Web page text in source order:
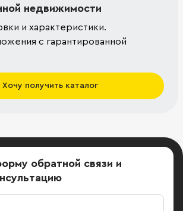
недвижимости
и характеристики.
с гарантированной
Хочу получить каталог
обратной связи и